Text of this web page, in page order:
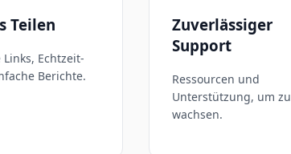
Teilen
Echtzeit-
Berichte.
Zuverlässiger
Support
Ressourcen und
Unterstützung, um zu
wachsen.